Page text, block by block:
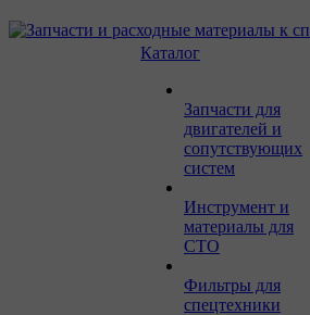
Каталог
Запчасти для
двигателей и
сопутствующих
систем
Инструмент и
материалы для
СТО
Фильтры для
спецтехники